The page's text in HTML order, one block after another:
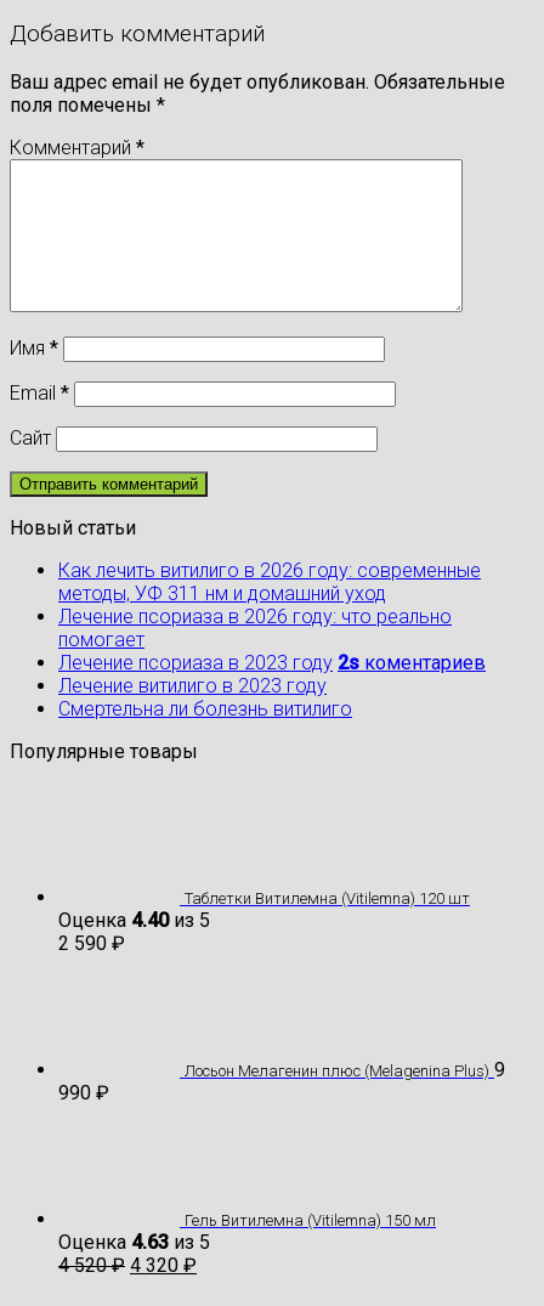
Добавить комментарий
Ваш адрес email не будет опубликован. Обязательные
поля помечены *
Комментарий *
Имя *
Email *
Сайт
Новый статьи
Как лечить витилиго в 2026 году: современные
методы, УФ 311 нм и домашний уход
Лечение псориаза в 2026 году: что реально
помогает
Лечение псориаза в 2023 году 2s коментариев
Лечение витилиго в 2023 году
Cмертельна ли болезнь витилиго
Популярные товары
Таблетки Витилемна (Vitilemna) 120 шт
Оценка 4.40из 5
2 590 ₽
Лосьон Мелагенин плюс (Melagenina Plus) 9
990 ₽
Гель Витилемна (Vitilemna) 150 мл
Оценка 4.63 из 5
4 520₽ 4 320 ₽